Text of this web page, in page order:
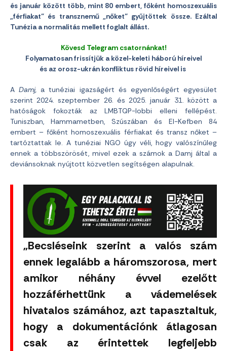
és január között több, mint 80 embert, főként homoszexuális
„férfiakat” és transznemű „nőket” gyűjtöttek össze. Ezáltal
Tunézia a normalitás mellett foglalt állást.
Kövesd Telegram csatornánkat!
Folyamatosan frissítjük a közel-keleti háború híreivel
és az orosz-ukrán konfliktus rövid híreivel is
ADamj, a tunéziai igazságért és egyenlőségért egyesület
szerint 2024. szeptember 26. és 2025. január 31. között a
hatóságok fokozták az LMBTQP-lobbi elleni fellépést.
Tuniszban, Hammametben, Szúszában és El-Kefben 84
embert – főként homoszexuális férfiakat és transz nőket –
tartóztattak le. A tunéziai NGO úgy véli, hogy valószínűleg
ennek a többszörösét, mivel ezek a számok a Damj által a
deviánsoknak nyújtott közvetlen segítségen alapulnak.
„Becsléseink szerint a valós szám
ennek legalább a háromszorosa, mert
amikor néhány évvel ezelőtt
hozzáférhettünk a vádemelések
hivatalos számához, azt tapasztaltuk,
hogy a dokumentációnk átlagosan
csak az érintettek legfeljebb